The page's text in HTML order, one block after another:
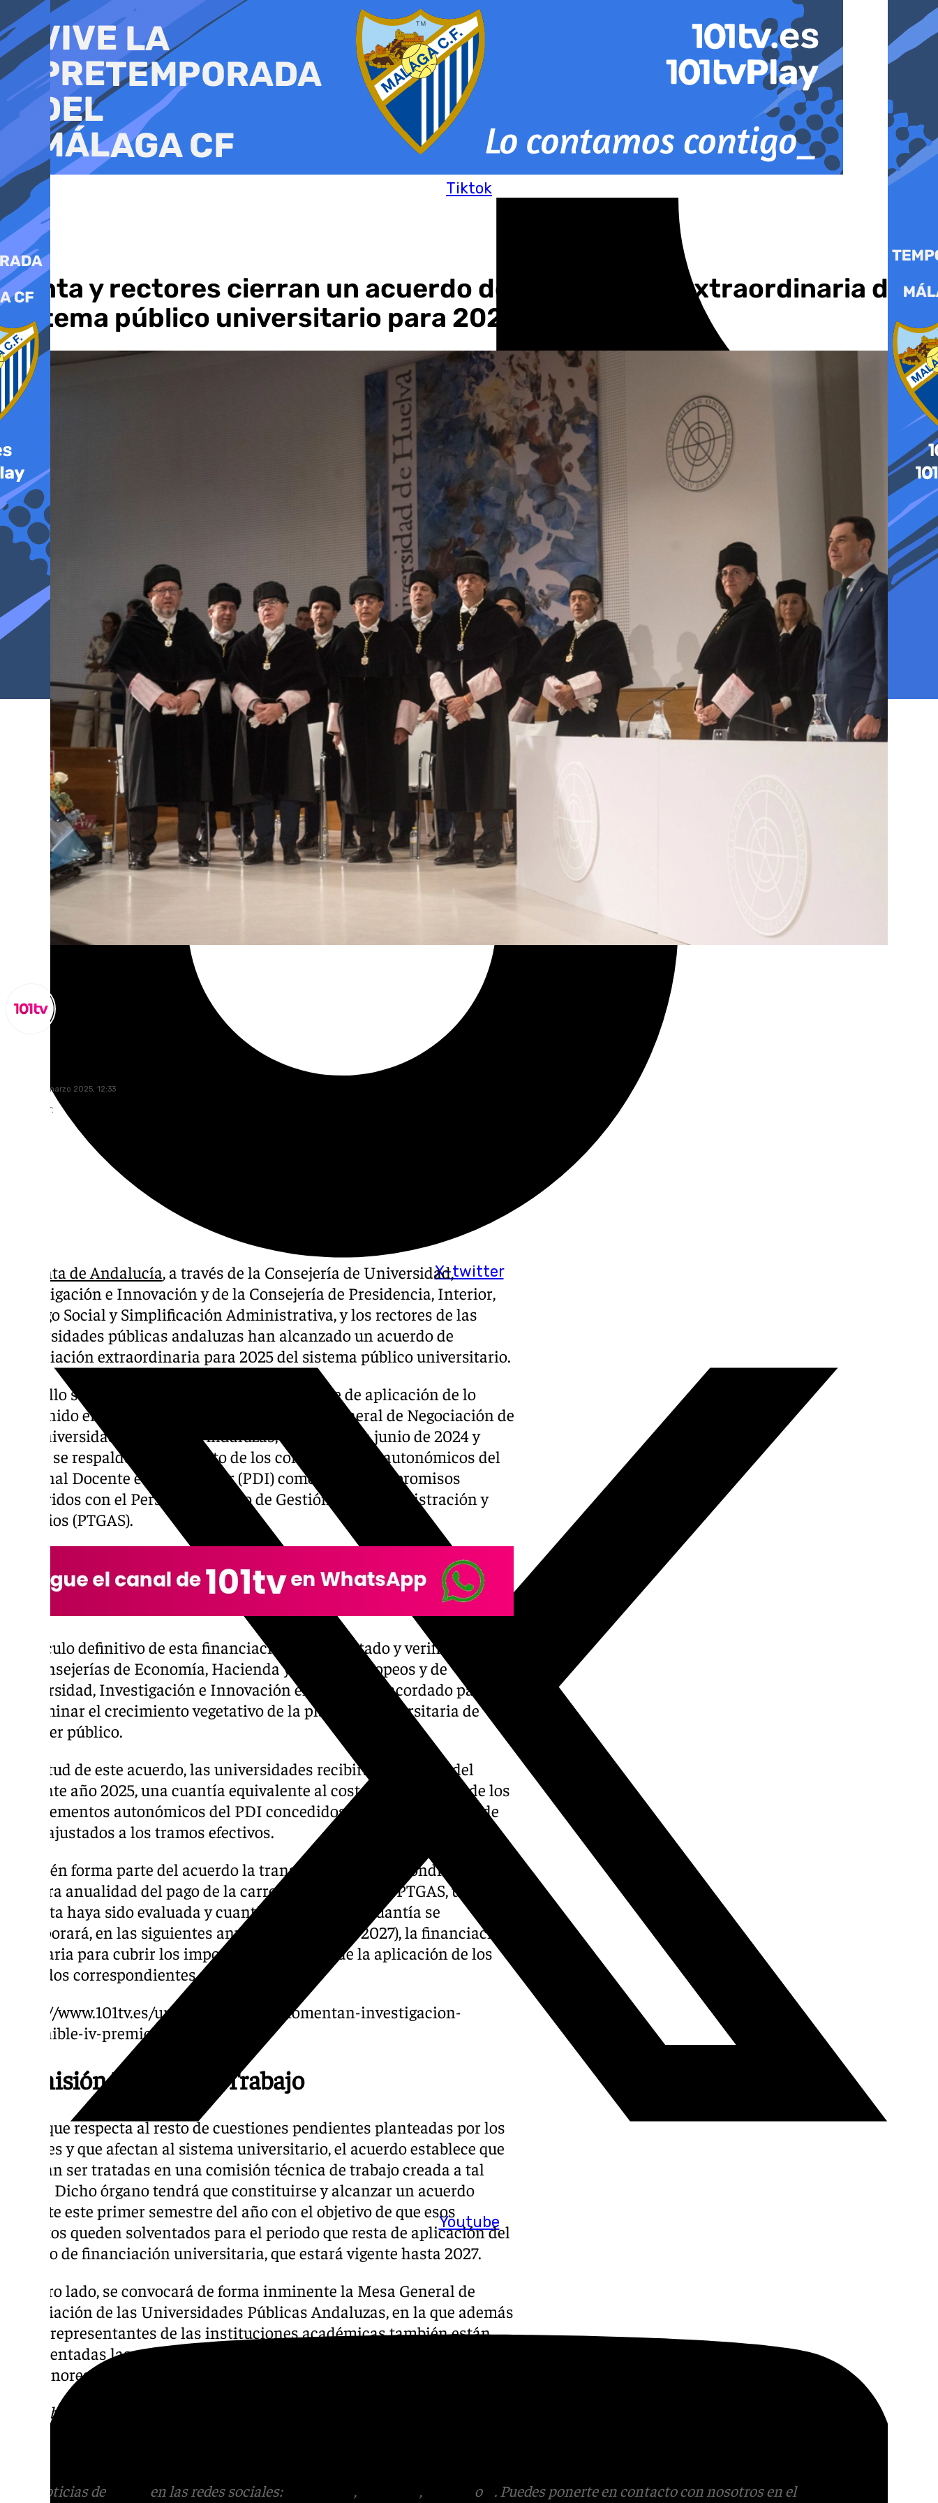
al
contenido
Tiktok
X-twitter
Youtube
Junta y rectores cierran un acuerdo de financiación extraordinaria del
sistema público universitario para 2025
jueves, 20 marzo 2025, 12:33
Compartir:
Junta de Andalucía, a través de la Consejería de Universidad,
Investigación e Innovación y de la Consejería de Presidencia, Interior,
Diálogo Social y Simplificación Administrativa, y los rectores de las
universidades públicas andaluzas han alcanzado un acuerdo de
financiación extraordinaria para 2025 del sistema público universitario.
Para ello se fija una cuantía equivalente al coste de aplicación de lo
convenido en materia de personal en la Mesa General de Negociación de
las Universidades Públicas Andaluzas, celebrada en junio de 2024 y
donde se respaldó el pago tanto de los complementos autonómicos del
Personal Docente e Investigador (PDI) como de los compromisos
adquiridos con el Personal Técnico de Gestión y de Administración y
Servicios (PTGAS).
El cálculo definitivo de esta financiación será auditado y verificado por
las consejerías de Economía, Hacienda y Fondos Europeos y de
Universidad, Investigación e Innovación en base al ya acordado para
determinar el crecimiento vegetativo de la plantilla universitaria de
carácter público.
En virtud de este acuerdo, las universidades recibirán a lo largo del
presente año 2025, una cuantía equivalente al coste de aplicación de los
complementos autonómicos del PDI concedidos en la convocatoria de
2024, ajustados a los tramos efectivos.
También forma parte del acuerdo la transferencia correspondiente a la
primera anualidad del pago de la carrera horizontal del PTGAS, una vez
que ésta haya sido evaluada y cuantificada. A dicha cuantía se
incorporará, en las siguientes anualidades (2026 y 2027), la financiación
necesaria para cubrir los importes devengados de la aplicación de los
acuerdos correspondientes al año 2024.
https://www.101tv.es/uma-y-diputacion-fomentan-investigacion-
sostenible-iv-premios-terra-malaga/
Comisión Técnica de Trabajo
En lo que respecta al resto de cuestiones pendientes planteadas por los
rectores y que afectan al sistema universitario, el acuerdo establece que
deberán ser tratadas en una comisión técnica de trabajo creada a tal
efecto. Dicho órgano tendrá que constituirse y alcanzar un acuerdo
durante este primer semestre del año con el objetivo de que esos
aspectos queden solventados para el periodo que resta de aplicación del
modelo de financiación universitaria, que estará vigente hasta 2027.
Por otro lado, se convocará de forma inminente la Mesa General de
Negociación de las Universidades Públicas Andaluzas, en la que además
de los representantes de las instituciones académicas también están
representadas las organizaciones sindicales, para explicar los
pormenores del acuerdo.
Descubre más noticias de 101TV en las redes
Más noticias de en las redes sociales: , , o
. Puedes ponerte en contacto con nosotros en el